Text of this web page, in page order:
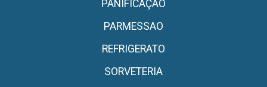
PANIFICAÇÃO
PARMESSAO
REFRIGERATO
SORVETERIA